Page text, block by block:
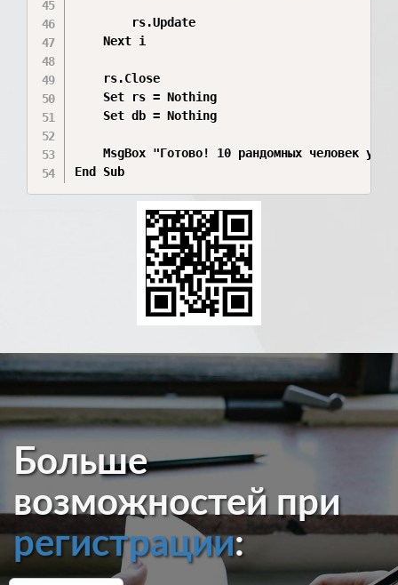
        rs.Update
    Next i
    rs.Close
    Set rs = Nothing
    Set db = Nothing
MsgBox "Готово! 10 рандомных человек
End Sub
Больше
возможностей при
регистрации: